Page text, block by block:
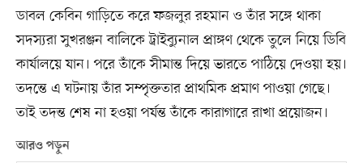
ডাবল কেবিন গাড়িতে করে ফজলুর রহমান ও তাঁর সঙ্গে থাকা
সদস্যরা সুখরঞ্জন বালিকে ট্রাইব্যুনাল প্রাঙ্গণ থেকে তুলে নিয়ে ডিবি
কার্যালয়ে যান। পরে তাঁকে সীমান্ত দিয়ে ভারতে পাঠিয়ে দেওয়া হয়।
তদন্তে এ ঘটনায় তাঁর সম্পৃক্ততার প্রাথমিক প্রমাণ পাওয়া গেছে।
তাই তদন্ত শেষ না হওয়া পর্যন্ত তাঁকে কারাগারে রাখা প্রয়োজন।
আরও পড়ুন